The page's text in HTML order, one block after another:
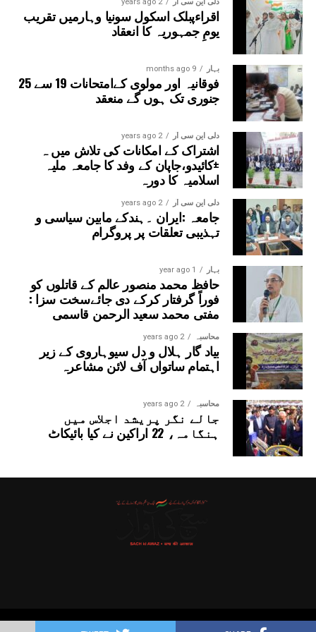
اقراءپبلک اسکول سونیا وہارمیں تقریب
یومِ جمہوریہ کا انعقاد
بہار 9 months ago
فوقانیہ اور مولوی کےامتحانات 19 سے 25
جنوری تک ہوں گے منعقد
دلی این سی آر 2 years ago
اشتراک کے امکانات کی تلاش میں ہ
±کائیدو،جاپان کے وفد کا جامعہ ملیہ
اسلامیہ کا دورہ
دلی این سی آر 2 years ago
جامعہ :ایران ۔ہندکے مابین سیاسی و
تہذیبی تعلقات پر پروگرام
بہار 1 year ago
حافظ محمد منصور عالم کے قاتلوں کو
فوراً گرفتار کرکے دی جائےسخت سزا :
مفتی محمد سعید الرحمن قاسمی
محاسبہ 2 years ago
بیاد گار ہلال و دل سیوہاروی کے زیر
اہتمام ساتواں آف لائن مشاعرہ
محاسبہ 2 years ago
جالے نگر پریشد اجلاس میں
ہنگامہ، 22 اراکین نے کیا بائیکاٹ
Copyright © 2025 Probitas News Network